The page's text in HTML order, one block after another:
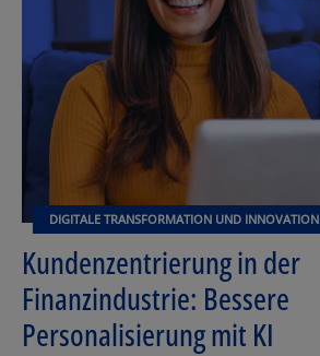
DIGITALE TRANSFORMATION UND INNOVATION
Kundenzentrierung in der
Finanzindustrie: Bessere
Personalisierung mit KI